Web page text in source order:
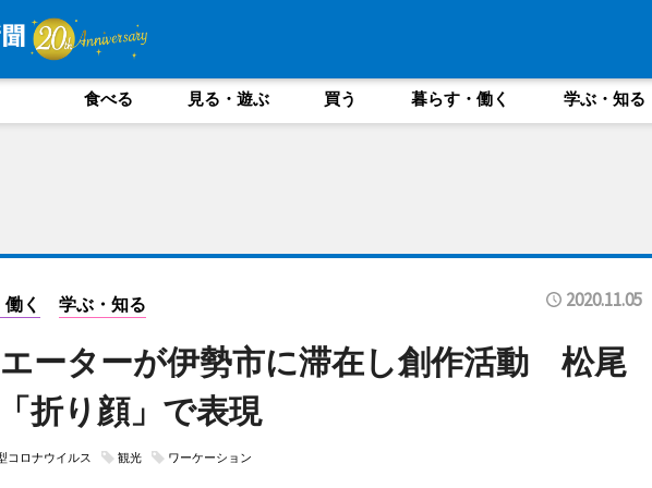
食べる 見る・遊ぶ 買う 暮らす・働く 学ぶ・知る
く 学ぶ・知る 2020.11.05
ーターが伊勢市に滞在し創作活動 松尾
折り顔」で表現
コロナウイルス 観光 ワーケーション